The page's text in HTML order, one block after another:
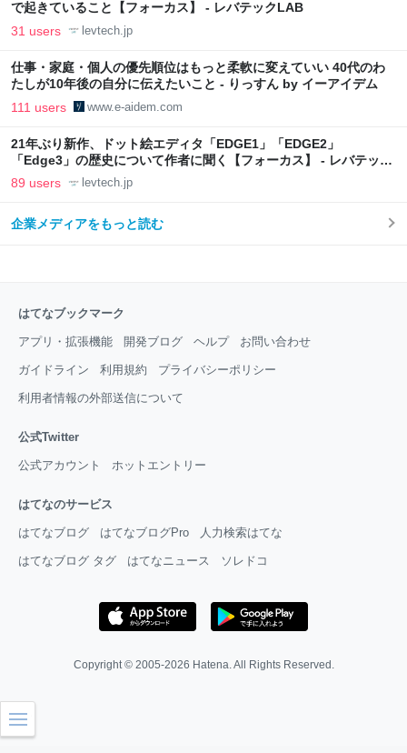
で起きていること【フォーカス】 - レバテックLAB
31 users levtech.jp
仕事・家庭・個人の優先順位はもっと柔軟に変えていい 40代のわ
たしが10年後の自分に伝えたいこと - りっすん by イーアイデム
111 users www.e-aidem.com
21年ぶり新作、ドット絵エディタ「EDGE1」「EDGE2」
「Edge3」の歴史について作者に聞く【フォーカス】 - レバテック
LAB
89 users levtech.jp
企業メディアをもっと読む
はてなブックマーク
アプリ・拡張機能 開発ブログ ヘルプ お問い合わせ
ガイドライン 利用規約 プライバシーポリシー
利用者情報の外部送信について
公式Twitter
公式アカウント ホットエントリー
はてなのサービス
はてなブログ はてなブログPro 人力検索はてな
はてなブログ タグ はてなニュース ソレドコ
Copyright © 2005-2026 Hatena. All Rights Reserved.